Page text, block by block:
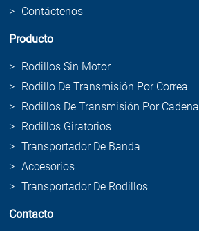
Contáctenos
Producto
Rodillos Sin Motor
Rodillo De Transmisión Por Correa
Rodillos De Transmisión Por Cadena
Rodillos Giratorios
Transportador De Banda
Accesorios
Transportador De Rodillos
Contacto